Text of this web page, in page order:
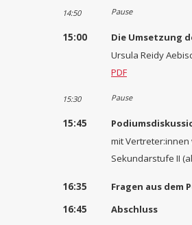
14:50 Pause
15:00 Die Umsetzung
Ursula Reidy
PDF
15:30 Pause
15:45
mit
Sekundarstufe II
16:35
Fragen aus dem
16:45
Abschluss